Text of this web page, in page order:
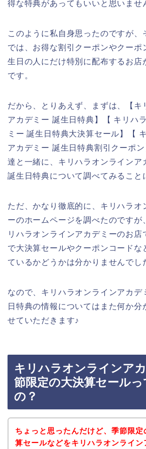
得な特典があってもいいと思いませ
このように私自身思ったのですが、
では、お得な割引クーポンやクーポ
生日の人にだけ特別に配布するお店
です。
だから、とりあえず、まずは、【キ
アカデミー 誕生日特典】【 キリハ
ミー 誕生日特典大決算セール】【
アカデミー 誕生日特典割引クーポ
達と一緒に、キリハラオンラインア
誕生日特典について調べてみること
ただ、かなり徹底的に、キリハラオ
ーのホームページを調べたのですが
リハラオンラインアカデミーのお店
で大決算セールやクーポンコードな
ているかどうかは分かりませんでし
なので、キリハラオンラインアカデ
日特典の情報についてはまた何か分
せていただきます♪
キリハラオンラインア
節限定の大決算セール
の？
ちょっと思ったんだけど、季節限定
算セールなどをキリハラオンライン